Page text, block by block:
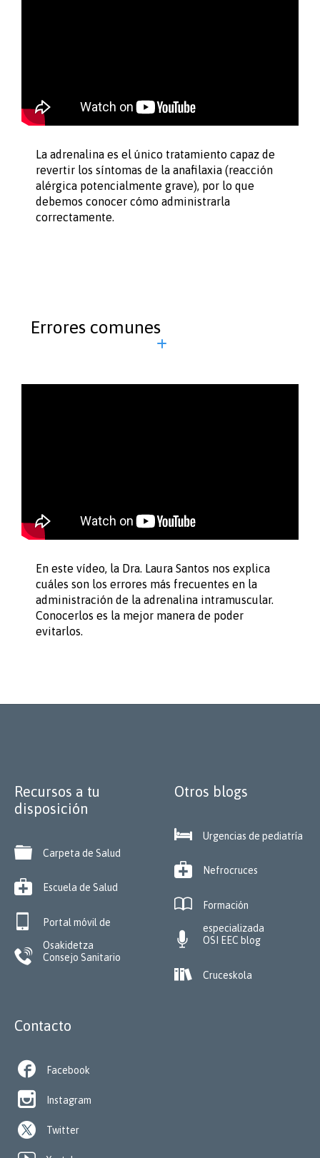
La adrenalina es el único tratamiento capaz de
revertir los síntomas de la anafilaxia (reacción
alérgica potencialmente grave), por lo que
debemos conocer cómo administrarla
correctamente.
Errores comunes
En este vídeo, la Dra. Laura Santos nos explica
cuáles son los errores más frecuentes en la
administración de la adrenalina intramuscular.
Conocerlos es la mejor manera de poder
evitarlos.
Recursos a tu
disposición
 Carpeta de Salud
 Escuela de Salud

Portal móvil de
Osakidetza
 Consejo Sanitario
Otros blogs
 Urgencias de pediatría
 Nefrocruces

Formación
especializada
 OSI EEC blog
 Cruceskola
Contacto
 Facebook
 Instagram
Twitter